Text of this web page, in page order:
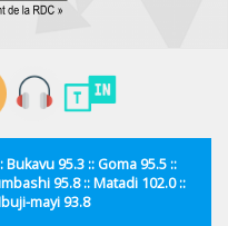
95.3 :: Goma 95.5 ::
95.8 :: Matadi 102.0 ::
mayi 93.8